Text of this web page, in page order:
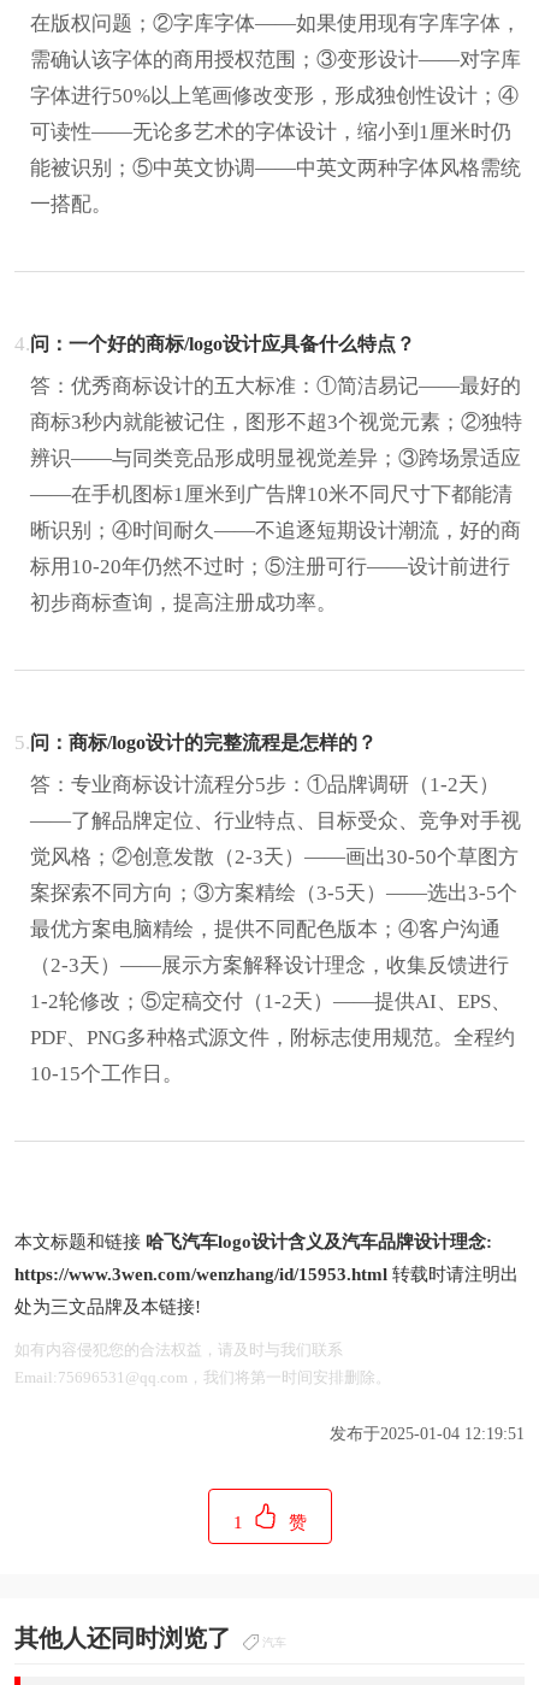
在版权问题；②字库字体——如果使用现有字库字体，
需确认该字体的商用授权范围；③变形设计——对字库
字体进行50%以上笔画修改变形，形成独创性设计；④
可读性——无论多艺术的字体设计，缩小到1厘米时仍
能被识别；⑤中英文协调——中英文两种字体风格需统
一搭配。
4.问：一个好的商标/logo设计应具备什么特点？
答：优秀商标设计的五大标准：①简洁易记——最好的
商标3秒内就能被记住，图形不超3个视觉元素；②独特
辨识——与同类竞品形成明显视觉差异；③跨场景适应
——在手机图标1厘米到广告牌10米不同尺寸下都能清
晰识别；④时间耐久——不追逐短期设计潮流，好的商
标用10-20年仍然不过时；⑤注册可行——设计前进行
初步商标查询，提高注册成功率。
5.问：商标/logo设计的完整流程是怎样的？
答：专业商标设计流程分5步：①品牌调研（1-2天）
——了解品牌定位、行业特点、目标受众、竞争对手视
觉风格；②创意发散（2-3天）——画出30-50个草图方
案探索不同方向；③方案精绘（3-5天）——选出3-5个
最优方案电脑精绘，提供不同配色版本；④客户沟通
（2-3天）——展示方案解释设计理念，收集反馈进行
1-2轮修改；⑤定稿交付（1-2天）——提供AI、EPS、
PDF、PNG多种格式源文件，附标志使用规范。全程约
10-15个工作日。
本文标题和链接 哈飞汽车logo设计含义及汽车品牌设计理念:
https://www.3wen.com/wenzhang/id/15953.html 转载时请注明出
处为三文品牌及本链接!
如有内容侵犯您的合法权益，请及时与我们联系
Email:75696531@qq.com，我们将第一时间安排删除。
发布于2025-01-04 12:19:51
1 赞
其他人还同时浏览了 汽车